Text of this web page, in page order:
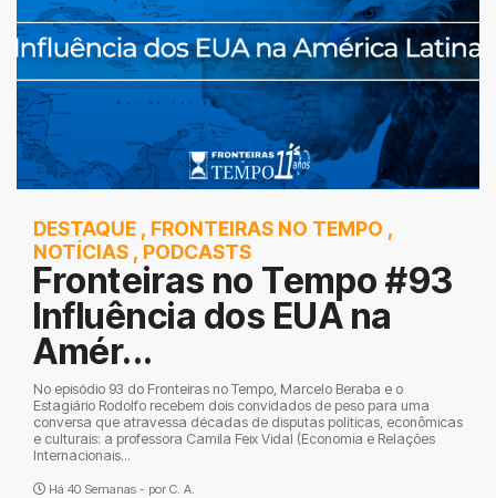
DESTAQUE , FRONTEIRAS NO TEMPO ,
NOTÍCIAS , PODCASTS
Fronteiras no Tempo #93
Influência dos EUA na
Amér...
No episódio 93 do Fronteiras no Tempo, Marcelo Beraba e o
Estagiário Rodolfo recebem dois convidados de peso para uma
conversa que atravessa décadas de disputas políticas, econômicas
e culturais: a professora Camila Feix Vidal (Economia e Relações
Internacionais...
Há 40 Semanas - por C. A.